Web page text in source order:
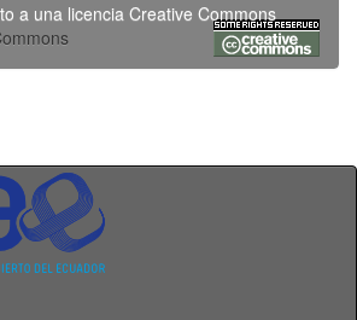
a una licencia Creative Commons